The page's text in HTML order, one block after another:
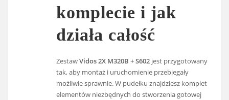
komplecie i jak
działa całość
ZestawVidos 2X M320B + S602 jest przygotowany
tak, aby montaż i uruchomienie przebiegały
możliwie sprawnie. W pudełku znajdziesz komplet
elementów niezbędnych do stworzenia gotowej